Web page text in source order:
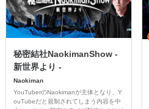
秘密結社NaokimanShow -
新世界より -
Naokiman
YouTuberのNaokimanが主体となり、Y
ouTubeだと規制されてしまう内容を中